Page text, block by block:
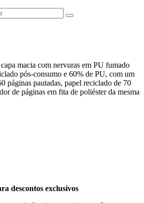
macia com nervuras em PU fumado
pós-consumo e 60% de PU, com um
páginas pautadas, papel reciclado de 70
de páginas em fita de poliéster da mesma
descontos exclusivos